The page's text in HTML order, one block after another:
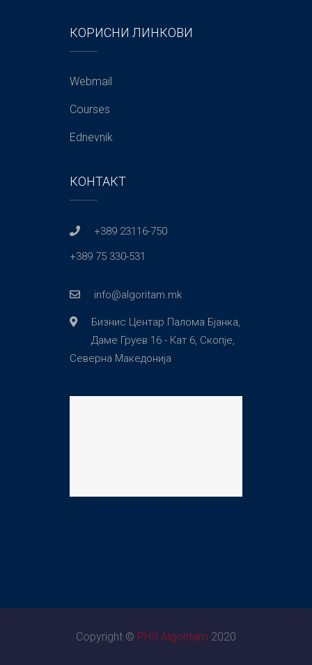
КОРИСНИ ЛИНКОВИ
Webmail
Courses
Ednevnik
КОНТАКТ
+389 23116-750
+389 75 330-531
info@algoritam.mk
Бизнис Центар Палома Бјанка,
Даме Груев 16 - Кат 6, Скопје,
Северна Македонија
Copyright © PHS Algoritam 2020